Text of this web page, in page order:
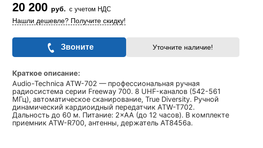
20 200 руб. с учетом НДС
Нашли дешевле? Получите скидку!
Звоните Уточните наличие!
Краткое описание:
Audio-Technica ATW-702 — профессиональная ручная
радиосистема серии Freeway 700. 8 UHF-каналов (542-561
МГц), автоматическое сканирование, True Diversity. Ручной
динамический кардиоидный передатчик ATW-T702.
Дальность до 60 м. Питание: 2×AA (до 12 часов). В комплекте
приемник ATW-R700, антенны, держатель AT8456a.